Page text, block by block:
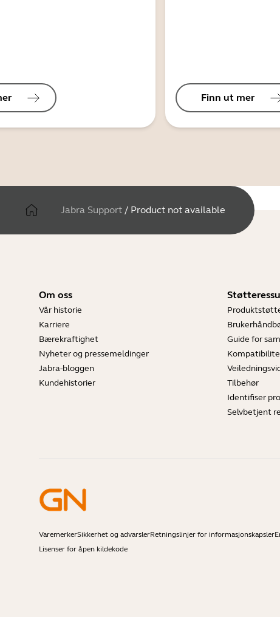
Finn ut mer
Jabra Support / Product not available
Om oss
Vår historie
Karriere
Bærekraftighet
Nyheter og pressemeldinger
Jabra-bloggen
Kundehistorier
Guide for
Tilbehør
Identifiser
Selvbetjent
VaremerkerSikkerhet og advarslerRetningslinjer for informasjonskapsler
Lisenser for åpen kildekode